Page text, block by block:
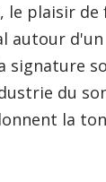
le plaisir de
autour
signature
du
la